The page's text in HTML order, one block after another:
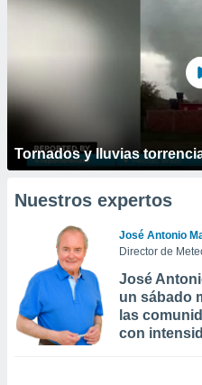
Tornados y lluvias
Nuestros expertos
José Antonio
Director de
José
un sábado
las
con